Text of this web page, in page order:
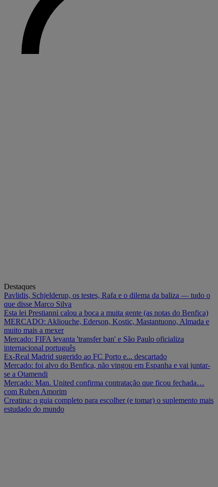
Destaques
Pavlidis, Schjelderup, os testes, Rafa e o dilema da baliza — tudo o
que disse Marco Silva
Esta lei Prestianni calou a boca a muita gente (as notas do Benfica)
MERCADO: Akliouche, Ederson, Kostic, Mastantuono, Almada e
muito mais a mexer
Mercado: FIFA levanta 'transfer ban' e São Paulo oficializa
internacional português
Ex-Real Madrid sugerido ao FC Porto e... descartado
Mercado: foi alvo do Benfica, não vingou em Espanha e vai juntar-
se a Otamendi
Mercado: Man. United confirma contratação que ficou fechada…
com Ruben Amorim
Creatina: o guia completo para escolher (e tomar) o suplemento mais
estudado do mundo